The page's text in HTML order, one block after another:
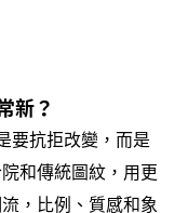
新？
要抗拒改變 ， 而是
和傳統圖紋 ， 用更
， 比例、質感和象